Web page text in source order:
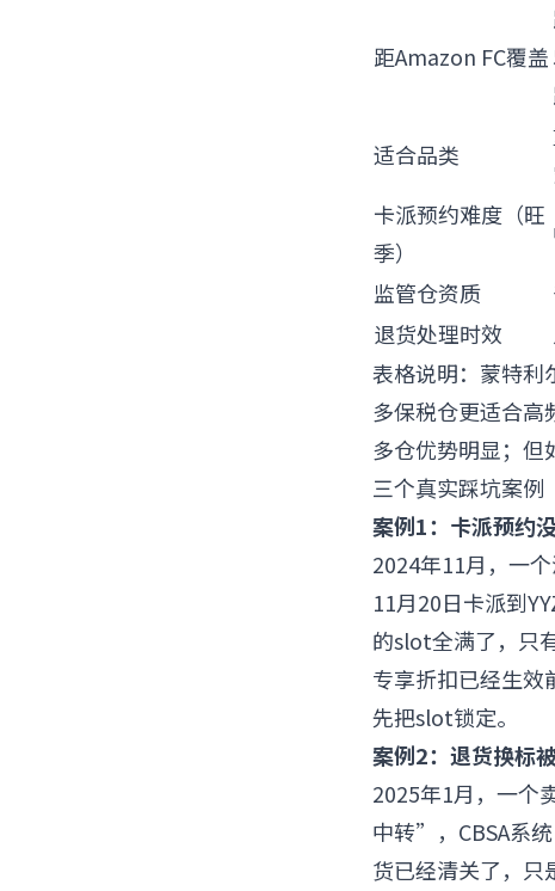
距Amazon FC覆盖
适合品类
卡派预约难度（旺
季）
监管仓资质
退货处理时效
表格说明：蒙特利
多保税仓更适合
多仓优势明显；但
三个真实踩坑案例
案例1：卡派预约
2024年11月，一
11月20日卡派到
的slot全满了，只
专享折扣已经生效
先把slot锁定。
案例2：退货换标
2025年1月，一个
中转”，CBSA系
货已经清关了，只